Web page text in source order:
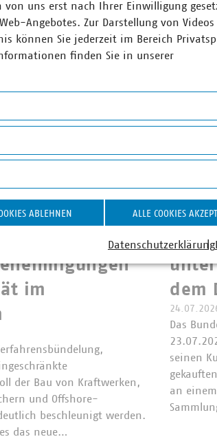
FlexBG
im
der Bau von Kraftwerken,
und Offshore-
beschleunigt werden.
das neue…
dem
Das
seinen
an
von uns erst nach Ihrer Einwilligung
Angebotes. Zur Darstellung von
können Sie jederzeit im Bereich
finden Sie in unserer
ABLEHNEN ALLE COOKIES
Datenschutzerklärung